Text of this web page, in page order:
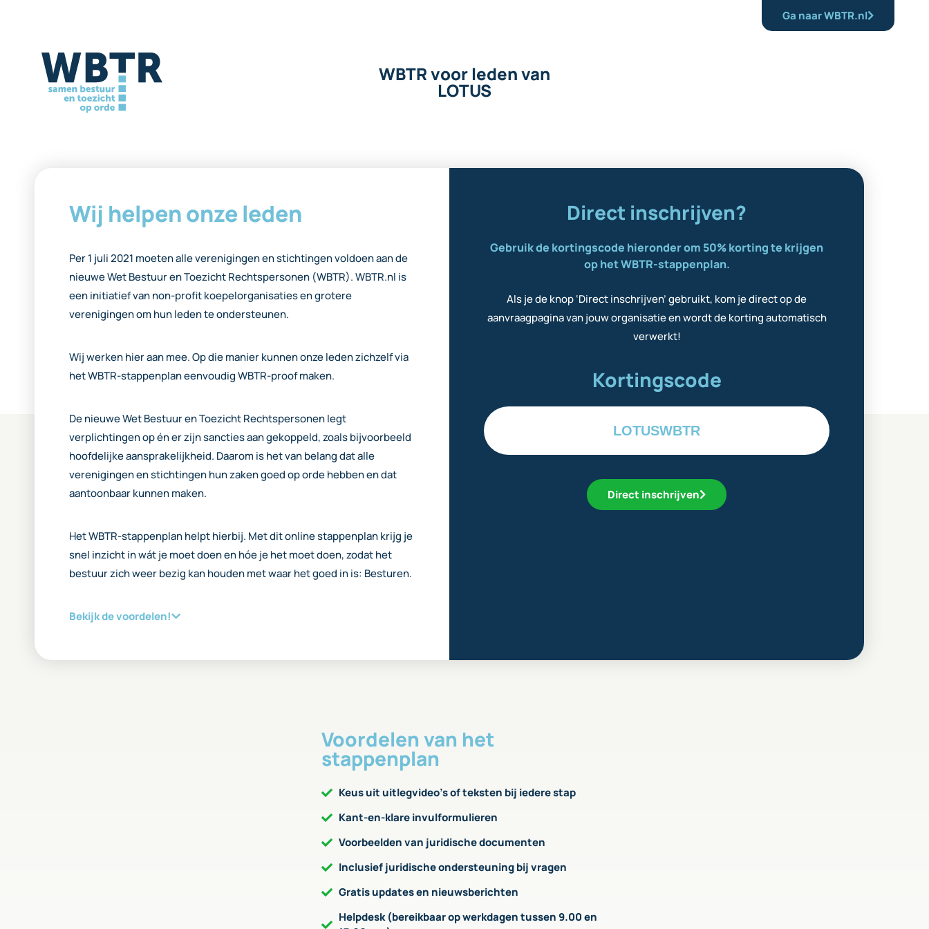
Ga naar WBTR.nl
WBTR voor leden van
LOTUS
Wij helpen onze leden
Per 1 juli 2021 moeten alle verenigingen en stichtingen voldoen aan de
nieuwe Wet Bestuur en Toezicht Rechtspersonen (WBTR). WBTR.nl is
een initiatief van non-profit koepelorganisaties en grotere
verenigingen om hun leden te ondersteunen.
Wij werken hier aan mee. Op die manier kunnen onze leden zichzelf via
het WBTR-stappenplan eenvoudig WBTR-proof maken.
De nieuwe Wet Bestuur en Toezicht Rechtspersonen legt
verplichtingen op én er zijn sancties aan gekoppeld, zoals bijvoorbeeld
hoofdelijke aansprakelijkheid. Daarom is het van belang dat alle
verenigingen en stichtingen hun zaken goed op orde hebben en dat
aantoonbaar kunnen maken.
Het WBTR-stappenplan helpt hierbij. Met dit online stappenplan krijg je
snel inzicht in wát je moet doen en hóe je het moet doen, zodat het
bestuur zich weer bezig kan houden met waar het goed in is: Besturen.
Bekijk de voordelen!
Direct inschrijven?
Gebruik de kortingscode hieronder om 50% korting te krijgen
op het WBTR-stappenplan.
Als je de knop ‘Direct inschrijven’ gebruikt, kom je direct op de
aanvraagpagina van jouw organisatie en wordt de korting automatisch
verwerkt!
Kortingscode
LOTUSWBTR
Direct inschrijven
Voordelen van het
stappenplan
Keus uit uitlegvideo’s of teksten bij iedere stap
Kant-en-klare invulformulieren
Voorbeelden van juridische documenten
Inclusief juridische ondersteuning bij vragen
Gratis updates en nieuwsberichten
Helpdesk (bereikbaar op werkdagen tussen 9.00 en